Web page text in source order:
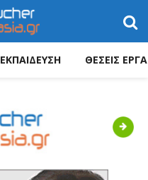
ΕΚΠΑΙΔΕΥΣΗ ΘΕΣΕΙΣ
Next